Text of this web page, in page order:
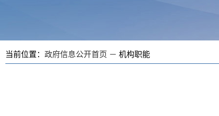
当前位置： 政府信息公开首页 － 机构职能